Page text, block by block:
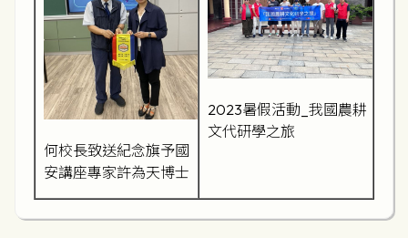
何校長致送紀念旗予國
安講座專家許為天博士
2023暑假活動_我國農耕
文代研學之旅